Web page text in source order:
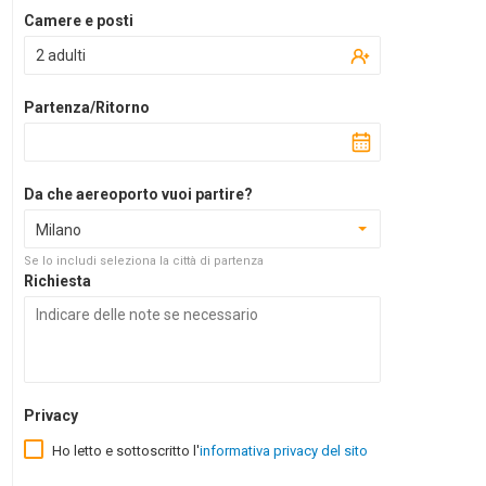
Camere e posti
2 adulti
Partenza/Ritorno
Da che aereoporto vuoi partire?
Milano
Se lo includi seleziona la città di partenza
Richiesta
Privacy
Ho letto e sottoscritto l'informativa privacy del sito